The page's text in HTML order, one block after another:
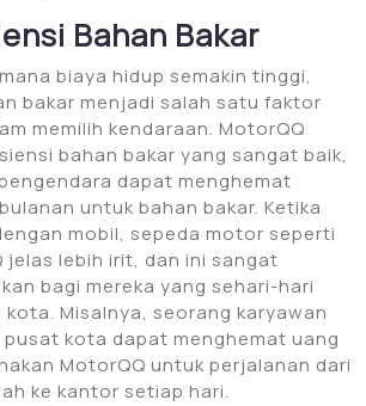
Bahan Bakar
biaya hidup semakin tinggi,
bakar menjadi salah satu faktor
memilih kendaraan. MotorQQ
bahan bakar yang sangat baik,
dapat menghemat
untuk bahan bakar. Ketika
mobil, sepeda motor seperti
jelas lebih irit, dan ini sangat
bagi mereka yang sehari-hari
Misalnya, seorang karyawan
kota dapat menghemat uang
MotorQQ untuk perjalanan dari
ke kantor setiap hari.